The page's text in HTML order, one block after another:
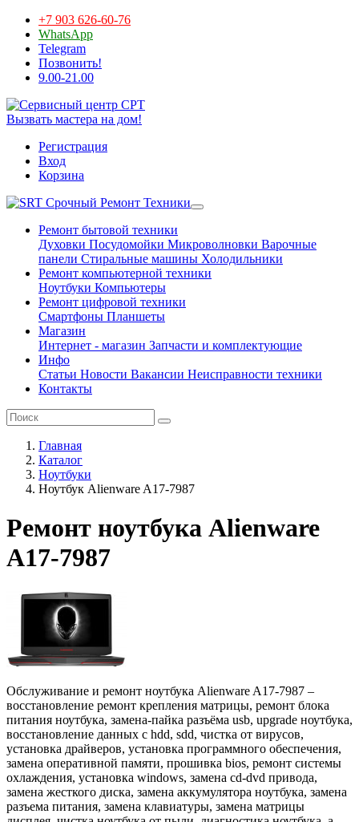
+7 903 626-60-76
WhatsApp
Telegram
Позвонить!
9.00-21.00
Вызвать мастера на дом!
Регистрация
Вход
Корзина
Срочный Ремонт Техники
Ремонт бытовой техники
Духовки Посудомойки Микроволновки Варочные
панели Стиральные машины Холодильники
Ремонт компьютерной техники
Ноутбуки Компьютеры
Ремонт цифровой техники
Смартфоны Планшеты
Магазин
Интернет - магазин Запчасти и комплектующие
Инфо
Статьи Новости Вакансии Неисправности техники
Контакты
Главная
Каталог
Ноутбуки
Ноутбук Alienware A17-7987
Ремонт ноутбука Alienware
A17-7987
Обслуживание и ремонт ноутбука Alienware A17-7987 –
восстановление ремонт крепления матрицы, ремонт блока
питания ноутбука, замена-пайка разъёма usb, upgrade ноутбука,
восстановление данных с hdd, sdd, чистка от вирусов,
установка драйверов, установка программного обеспечения,
замена оперативной памяти, прошивка bios, ремонт системы
охлаждения, установка windows, замена cd-dvd привода,
замена жесткого диска, замена аккумулятора ноутбука, замена
разъема питания, замена клавиатуры, замена матрицы